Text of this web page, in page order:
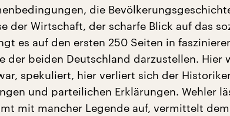
die
der Wirtschaft, der scharfe Blick auf das
es auf den ersten 250 Seiten in
der beiden Deutschland darzustellen. Hier
spekuliert, hier verliert sich der
und parteilichen Erklärungen. Wehler
mit mancher Legende auf, vermittelt